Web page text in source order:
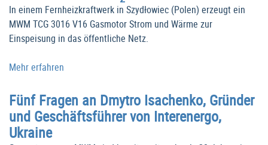
In einem Fernheizkraftwerk in Szydłowiec (Polen) erzeugt ein
MWM TCG 3016 V16 Gasmotor Strom und Wärme zur
Einspeisung in das öffentliche Netz.
Mehr erfahren
Fünf Fragen an Dmytro Isachenko, Gründer
und Geschäftsführer von Interenergo,
Ukraine